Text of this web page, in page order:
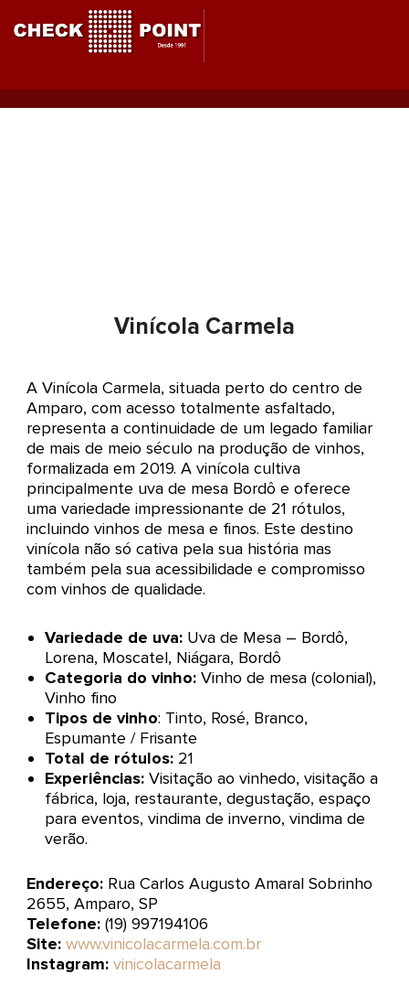
para
Vinícola Carmela
A Vinícola Carmela, situada perto do centro de
Amparo, com acesso totalmente asfaltado,
representa a continuidade de um legado familiar
de mais de meio século na produção de vinhos,
formalizada em 2019. A vinícola cultiva
principalmente uva de mesa Bordô e oferece
uma variedade impressionante de 21 rótulos,
incluindo vinhos de mesa e finos. Este destino
vinícola não só cativa pela sua história mas
também pela sua acessibilidade e compromisso
com vinhos de qualidade.
Variedade de uva:Uva de Mesa – Bordô,
Lorena, Moscatel, Niágara, Bordô
Categoria do vinho:Vinho de mesa (colonial),
Vinho fino
Tipos de vinho: Tinto, Rosé, Branco,
Espumante / Frisante
Total de rótulos:21
Experiências:Visitação ao vinhedo, visitação a
fábrica, loja, restaurante, degustação, espaço
para eventos, vindima de inverno, vindima de
verão.
Endereço: Rua Carlos Augusto Amaral Sobrinho
2655, Amparo, SP
Telefone: (19) 997194106
Site: www.vinicolacarmela.com.br
Instagram: vinicolacarmela